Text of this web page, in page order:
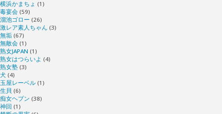
横浜かまちょ (1)
毒宴会 (59)
溜池ゴロー (26)
激レア素人ちゃん (3)
無垢 (67)
無敵会 (1)
熟女JAPAN (1)
熟女はつらいよ (4)
熟女塾 (3)
犬 (4)
玉屋レーベル (1)
生貝 (6)
痴女ヘブン (38)
神回 (1)